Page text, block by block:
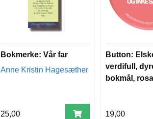
Bokmerke: Vår far
Anne Kristin Hagesæther
25,00
Button:
verdifull,
bokmål, rosa
19,00